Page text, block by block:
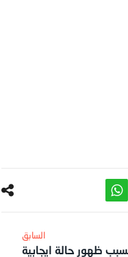
ظهور حالة ايجابية